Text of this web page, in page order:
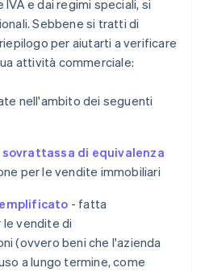
e dai regimi speciali, si
Sebbene si tratti di
per aiutarti a verificare
attività commerciale:
nell'ambito dei seguenti
di equivalenza
per le vendite immobiliari
- fatta
vendite di
(ovvero beni che l'azienda
a lungo termine, come